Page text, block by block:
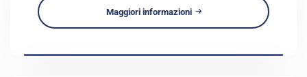
Maggiori informazioni